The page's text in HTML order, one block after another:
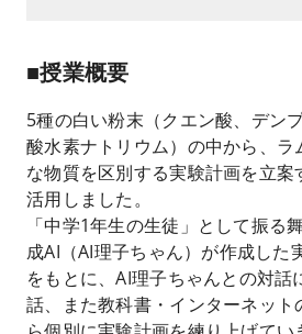
■授業概要
5種の白い粉末（クエン酸、デン
酸水素ナトリウム）の中から、ラ
な物質を区別する実験計画を立案
活用しました。
「中学1年生の生徒」として振る
成AI（AI理子ちゃん）が作成した
をもとに、AI理子ちゃんとの対話
話、また教科書・インターネット